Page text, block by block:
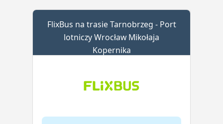
FlixBus na trasie Tarnobrzeg - Port
lotniczy Wrocław Mikołaja
Kopernika